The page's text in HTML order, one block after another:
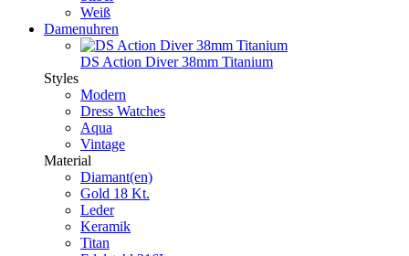
Weiß
Damenuhren
DS Action Diver 38mm Titanium
Styles
Modern
Dress Watches
Aqua
Vintage
Material
Diamant(en)
Gold 18 Kt.
Leder
Keramik
Titan